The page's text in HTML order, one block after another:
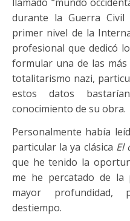
durante la Guerra
primer nivel de la
profesional que dedicó
formular una de las más
totalitarismo nazi,
estos datos
conocimiento de su obra.
Personalmente había
particular la ya clásica El
que he tenido la
me he percatado de la
mayor profundidad,
destiempo.